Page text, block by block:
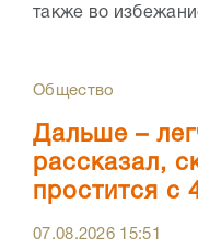
также во
Общество
Дальше –
рассказал,
простится с
07.08.2026 15:51